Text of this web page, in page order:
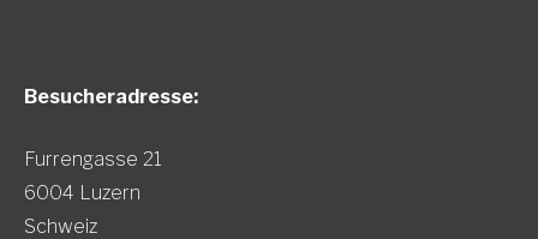
Besucheradresse:
Furrengasse 21
6004 Luzern
Schweiz